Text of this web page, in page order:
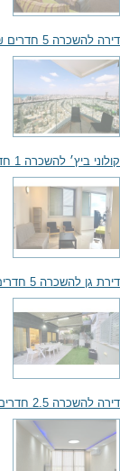
דירה להשכרה 5 חדרים 12,000₪ בחודש
קולוני ביץ׳ להשכרה 1 חדר 3,800₪ בחודש
דירת גן להשכרה 5 חדרים 14,000₪ בחודש
דירה להשכרה 2.5 חדרים 5,800₪ בחודש